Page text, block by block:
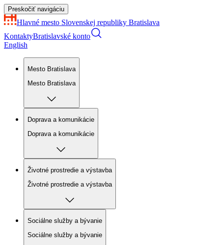
Preskočiť navigáciu
Hlavné mesto Slovenskej republiky Bratislava
KontaktyBratislavské konto
English
Mesto Bratislava
Mesto Bratislava
Doprava a komunikácie
Doprava a komunikácie
Životné prostredie a výstavba
Životné prostredie a výstavba
Sociálne služby a bývanie
Sociálne služby a bývanie